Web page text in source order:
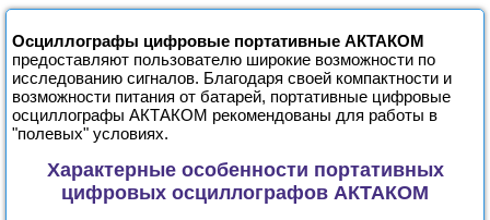
Осциллографы цифровые портативные АКТАКОМ
предоставляют пользователю широкие возможности по
исследованию сигналов. Благодаря своей компактности и
возможности питания от батарей, портативные цифровые
осциллографы АКТАКОМ рекомендованы для работы в
"полевых" условиях.
Характерные особенности портативных
цифровых осциллографов АКТАКОМ